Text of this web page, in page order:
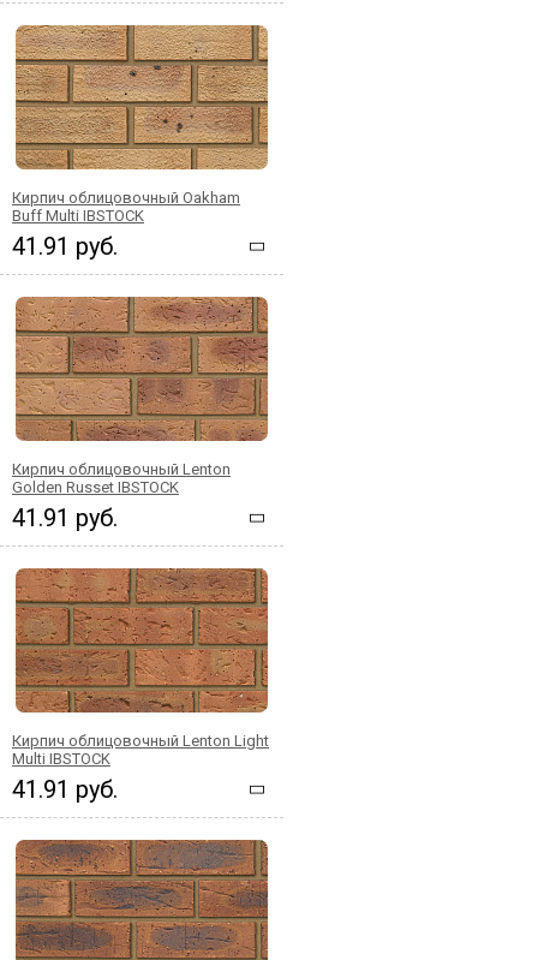
Кирпич облицовочный Oakham
Buff Multi IBSTOCK
41.91 руб.
Кирпич облицовочный Lenton
Golden Russet IBSTOCK
41.91 руб.
Кирпич облицовочный Lenton Light
Multi IBSTOCK
41.91 руб.